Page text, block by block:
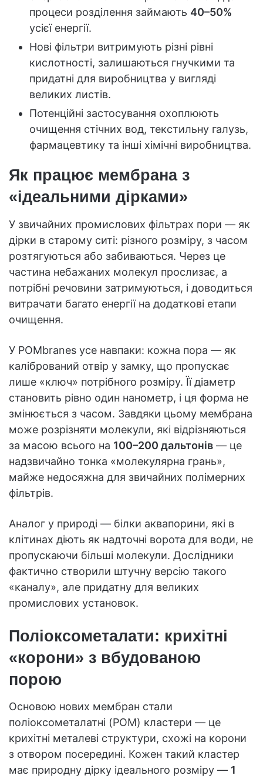
процеси розділення займають 40–50%
усієї енергії.
Нові фільтри витримують різні рівні
кислотності, залишаються гнучкими та
придатні для виробництва у вигляді
великих листів.
Потенційні застосування охоплюють
очищення стічних вод, текстильну галузь,
фармацевтику та інші хімічні виробництва.
Як працює мембрана з
«ідеальними дірками»
У звичайних промислових фільтрах пори — як
дірки в старому ситі: різного розміру, з часом
розтягуються або забиваються. Через це
частина небажаних молекул прослизає, а
потрібні речовини затримуються, і доводиться
витрачати багато енергії на додаткові етапи
очищення.
У POMbranes усе навпаки: кожна пора — як
калібрований отвір у замку, що пропускає
лише «ключ» потрібного розміру. Її діаметр
становить рівно один нанометр, і ця форма не
змінюється з часом. Завдяки цьому мембрана
може розрізняти молекули, які відрізняються
за масою всього на 100–200 дальтонів — це
надзвичайно тонка «молекулярна грань»,
майже недосяжна для звичайних полімерних
фільтрів.
Аналог у природі — білки аквапорини, які в
клітинах діють як надточні ворота для води, не
пропускаючи більші молекули. Дослідники
фактично створили штучну версію такого
«каналу», але придатну для великих
промислових установок.
Поліоксометалати: крихітні
«корони» з вбудованою
порою
Основою нових мембран стали
поліоксометалатні (POM) кластери — це
крихітні металеві структури, схожі на корони
з отвором посередині. Кожен такий кластер
має природну дірку ідеального розміру — 1